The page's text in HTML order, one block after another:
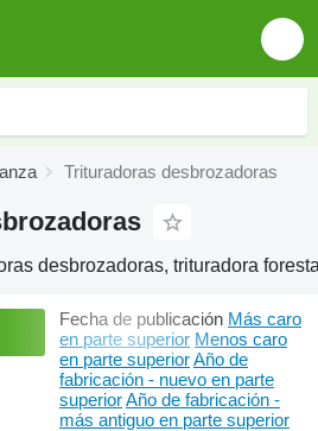
Trituradoras desbrozadoras
desbrozadoras, trituradora
Fecha de publicación Más caro
en parte superior Menos caro
en parte superiorAño de
fabricación - nuevo en parte
superiorAño de fabricación -
más antiguo en parte superior